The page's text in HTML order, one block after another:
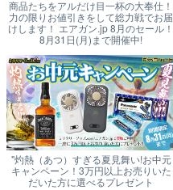
商品たちをアルだけ目一杯の大奉仕！
力の限りお値引きをして総力戦でお届
けします！ エアガン.jp 8月のセール！
8月31日(月)まで開催中!
"灼熱（あつ）すぎる夏見舞い!お中元
キャンペーン！3万円以上お売りいた
だいた方に選べるプレゼント